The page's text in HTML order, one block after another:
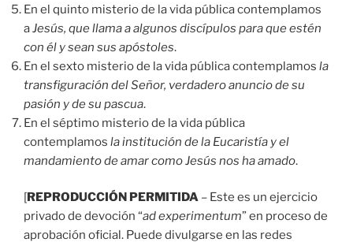
En el quinto misterio de la vida pública contemplamos
aJesús, que llama a algunos discípulos para que estén
con él y sean sus apóstoles.
En el sexto misterio de la vida pública contemplamos la
transfiguración del Señor, verdadero anuncio de su
pasión y de su pascua.
En el séptimo misterio de la vida pública
contemplamos la institución de la Eucaristía y el
mandamiento de amar como Jesús nos ha amado.
[REPRODUCCIÓN PERMITIDA – Este es un ejercicio
privado de devoción “ad experimentum” en proceso de
aprobación oficial. Puede divulgarse en las redes